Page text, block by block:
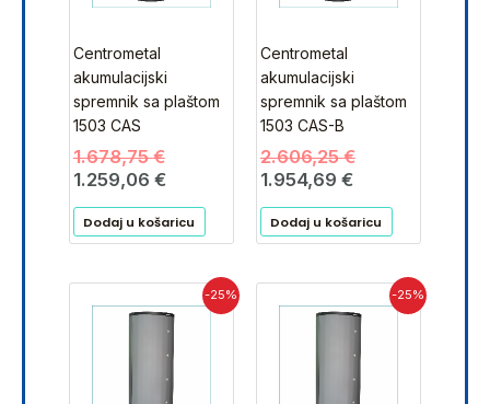
Centrometal
akumulacijski
spremnik sa plaštom
1503 CAS
1.678,75€
1.259,06 €
Dodaj u košaricu
Centrometal
akumulacijski
spremnik sa plaštom
1503 CAS-B
2.606,25€
1.954,69 €
Dodaj u košaricu
-25%
Izvorna
cijena
bila
je:
2.882,50 €.
Trenutna
cijena
je:
2.161,88 €.
-25%
Izvorna
cijena
bila
je:
2.203,75 €.
Trenutna
cijena
je:
1.652,81 €.